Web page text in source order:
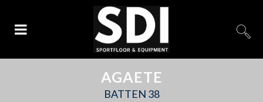
AGAETE
BATTEN 38